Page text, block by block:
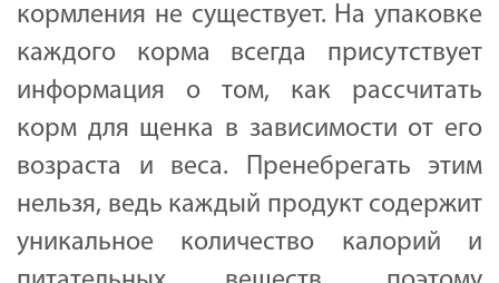
кормления не существует. На упаковке
каждого корма всегда присутствует
информация о том, как рассчитать
корм для щенка в зависимости от его
возраста и веса. Пренебрегать этим
нельзя, ведь каждый продукт содержит
уникальное количество калорий и